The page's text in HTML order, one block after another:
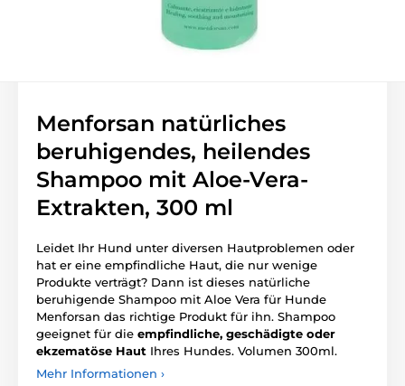
Menforsan natürliches
beruhigendes, heilendes
Shampoo mit Aloe-Vera-
Extrakten, 300 ml
Leidet Ihr Hund unter diversen Hautproblemen oder
hat er eine empfindliche Haut, die nur wenige
Produkte verträgt? Dann ist dieses natürliche
beruhigende Shampoo mit Aloe Vera für Hunde
Menforsan das richtige Produkt für ihn. Shampoo
geeignet für die empfindliche, geschädigte oder
ekzematöse Haut Ihres Hundes. Volumen 300ml.
Mehr Informationen ›